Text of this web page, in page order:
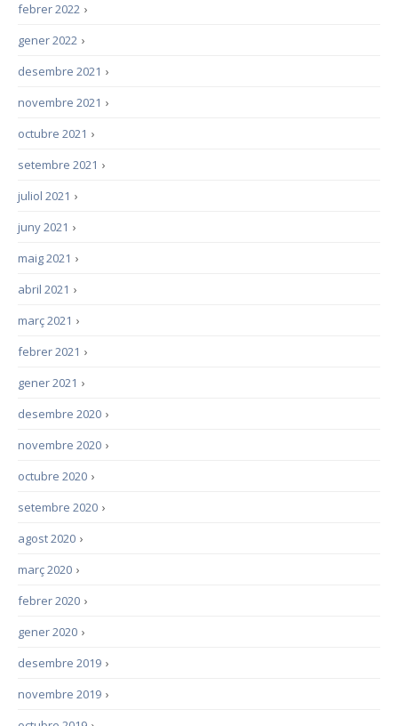
›
febrer 2022
›
gener 2022
›
desembre 2021
›
novembre 2021
›
octubre 2021
›
setembre 2021
›
juliol 2021
›
juny 2021
›
maig 2021
›
abril 2021
›
març 2021
›
febrer 2021
›
gener 2021
›
desembre 2020
›
novembre 2020
›
octubre 2020
›
setembre 2020
›
agost 2020
›
març 2020
›
febrer 2020
›
gener 2020
›
desembre 2019
›
novembre 2019